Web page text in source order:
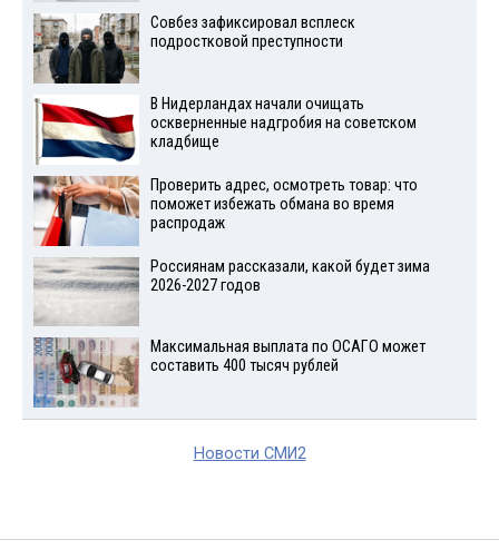
Совбез зафиксировал всплеск
подростковой преступности
В Нидерландах начали очищать
оскверненные надгробия на советском
кладбище
Проверить адрес, осмотреть товар: что
поможет избежать обмана во время
распродаж
Россиянам рассказали, какой будет зима
2026-2027 годов
Максимальная выплата по ОСАГО может
составить 400 тысяч рублей
Новости СМИ2